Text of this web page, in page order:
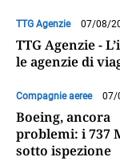
TTG Agenzie 07/08/
TTG Agenzie -
le agenzie di
Compagnie aeree 07/
Boeing, ancora
problemi: i 737
sotto ispezione